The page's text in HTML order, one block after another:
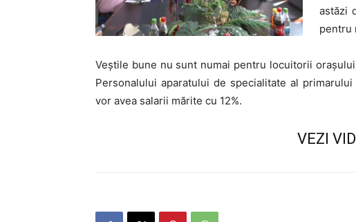
astăzi
pentru
Veștile bune nu sunt numai pentru locuitorii
Personalului aparatului de specialitate al
vor avea salarii mărite cu 12%.
VEZI